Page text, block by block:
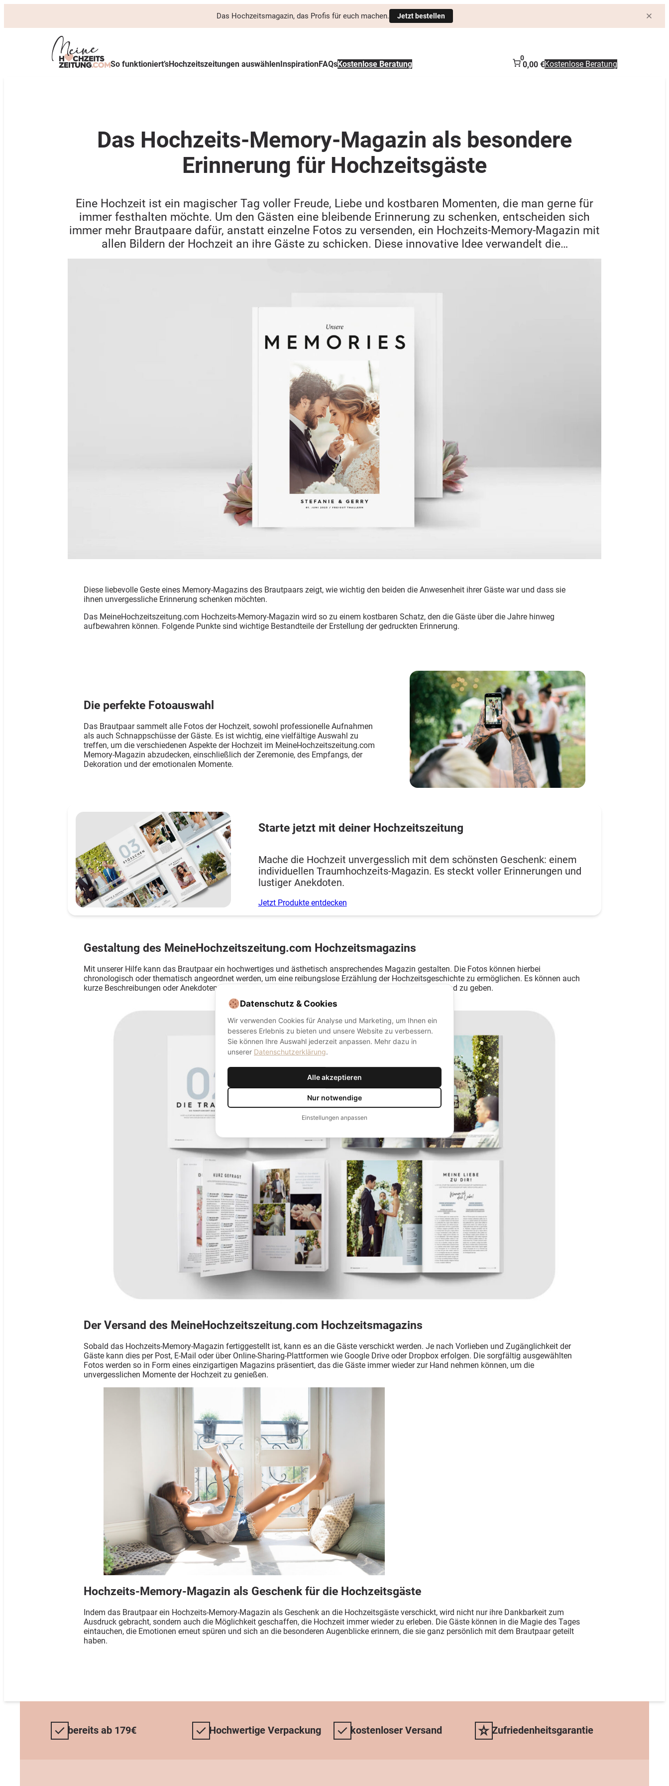
Das Hochzeitsmagazin, das Profis für euch machen. Jetzt bestellen
So funktioniert’sHochzeitszeitungen auswählen InspirationFAQsKostenlose Beratung
0
0,00 €Kostenlose Beratung
Das Hochzeits-Memory-Magazin als besondere
Erinnerung für Hochzeitsgäste
Eine Hochzeit ist ein magischer Tag voller Freude, Liebe und kostbaren Momenten, die man gerne für
immer festhalten möchte. Um den Gästen eine bleibende Erinnerung zu schenken, entscheiden sich
immer mehr Brautpaare dafür, anstatt einzelne Fotos zu versenden, ein Hochzeits-Memory-Magazin mit
allen Bildern der Hochzeit an ihre Gäste zu schicken. Diese innovative Idee verwandelt die…
Diese liebevolle Geste eines Memory-Magazins des Brautpaars zeigt, wie wichtig den beiden die Anwesenheit ihrer Gäste war und dass sie
ihnen unvergessliche Erinnerung schenken möchten.
Das MeineHochzeitszeitung.com Hochzeits-Memory-Magazin wird so zu einem kostbaren Schatz, den die Gäste über die Jahre hinweg
aufbewahren können. Folgende Punkte sind wichtige Bestandteile der Erstellung der gedruckten Erinnerung.
Die perfekte Fotoauswahl
Das Brautpaar sammelt alle Fotos der Hochzeit, sowohl professionelle Aufnahmen
als auch Schnappschüsse der Gäste. Es ist wichtig, eine vielfältige Auswahl zu
treffen, um die verschiedenen Aspekte der Hochzeit im MeineHochzeitszeitung.com
Memory-Magazin abzudecken, einschließlich der Zeremonie, des Empfangs, der
Dekoration und der emotionalen Momente.
Starte jetzt mit deiner Hochzeitszeitung
Mache die Hochzeit unvergesslich mit dem schönsten Geschenk: einem
individuellen Traumhochzeits-Magazin. Es steckt voller Erinnerungen und
lustiger Anekdoten.
Jetzt Produkte entdecken
Gestaltung des MeineHochzeitszeitung.com Hochzeitsmagazins
Mit unserer Hilfe kann das Brautpaar ein hochwertiges und ästhetisch ansprechendes Magazin gestalten. Die Fotos können hierbei
chronologisch oder thematisch angeordnet werden, um eine reibungslose Erzählung der Hochzeitsgeschichte zu ermöglichen. Es können auch
kurze Beschreibungen oder Anekdoten hinzugefügt werden, um den Lesern einen kontextuellen Hintergrund zu geben.
Der Versand des MeineHochzeitszeitung.com Hochzeitsmagazins
Sobald das Hochzeits-Memory-Magazin fertiggestellt ist, kann es an die Gäste verschickt werden. Je nach Vorlieben und Zugänglichkeit der
Gäste kann dies per Post, E-Mail oder über Online-Sharing-Plattformen wie Google Drive oder Dropbox erfolgen. Die sorgfältig ausgewählten
Fotos werden so in Form eines einzigartigen Magazins präsentiert, das die Gäste immer wieder zur Hand nehmen können, um die
unvergesslichen Momente der Hochzeit zu genießen.
Hochzeits-Memory-Magazin als Geschenk für die Hochzeitsgäste
Indem das Brautpaar ein Hochzeits-Memory-Magazin als Geschenk an die Hochzeitsgäste verschickt, wird nicht nur ihre Dankbarkeit zum
Ausdruck gebracht, sondern auch die Möglichkeit geschaffen, die Hochzeit immer wieder zu erleben. Die Gäste können in die Magie des Tages
eintauchen, die Emotionen erneut spüren und sich an die besonderen Augenblicke erinnern, die sie ganz persönlich mit dem Brautpaar geteilt
haben.
bereits ab 179€ Hochwertige Verpackung kostenloser Versand Zufriedenheitsgarantie
Datenschutz & Cookies
Wir verwenden Cookies für Analyse und Marketing, um Ihnen ein
besseres Erlebnis zu bieten und unsere Website zu verbessern.
Sie können Ihre Auswahl jederzeit anpassen. Mehr dazu in
unserer Datenschutzerklärung.
Alle akzeptieren
Nur notwendige
Einstellungen anpassen
Notwendig
Für den Betrieb der Website unbedingt erforderlich (Session, Warenkorb, Login).
WordPress Session · WooCommerce
Hilft uns zu verstehen, wie Besucher unsere Website nutzen, damit wir sie
verbessern können. Beinhaltet Heatmaps und anonymisierte
Sitzungsaufzeichnungen über Contentsquare (ehemals Hotjar).
Google Analytics 4 · Contentsquare (Hotjar) · Speicherdauer: 180 Tage
Ermöglicht personalisierte Werbung und die Messung der Werbewirksamkeit.
Meta Pixel · Taboola · Speicherdauer: 180 Tage
Nur notwendige Alle akzeptieren
Datenschutz Impressum